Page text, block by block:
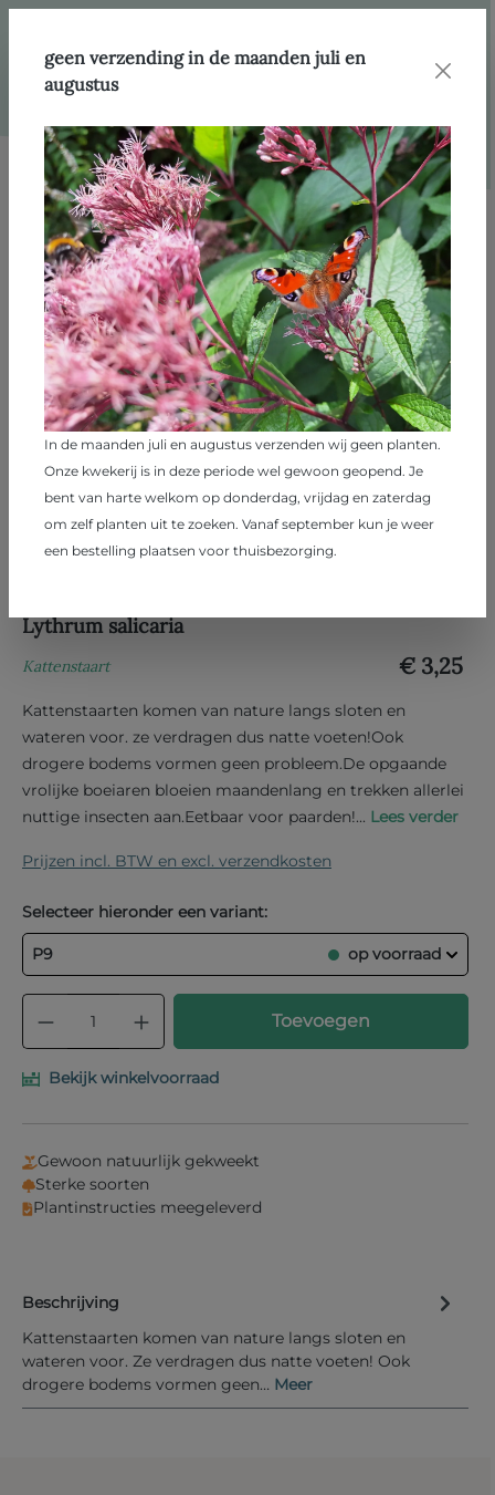
Afbeeldingengalerij overslaan
Lythrum salicaria
Kattenstaart € 3,25
Kattenstaarten komen van nature langs sloten en
wateren voor. ze verdragen dus natte voeten!Ook
drogere bodems vormen geen probleem.De opgaande
vrolijke boeiaren bloeien maandenlang en trekken allerlei
nuttige insecten aan.Eetbaar voor paarden!... Lees verder
Prijzen incl. BTW en excl. verzendkosten
Selecteer hieronder een variant:
P9 op voorraad
Producthoeveelheid: Voer de
Toevoegen
Bekijk winkelvoorraad
Gewoon natuurlijk gekweekt
Sterke soorten
Plantinstructies meegeleverd
Beschrijving
Kattenstaarten komen van nature langs sloten en
wateren voor. Ze verdragen dus natte voeten! Ook
drogere bodems vormen geen… Meer
geen verzending in de maanden juli en
augustus
In de maanden juli en augustus verzenden wij geen planten.
Onze kwekerij is in deze periode wel gewoon geopend. Je
bent van harte welkom op donderdag, vrijdag en zaterdag
om zelf planten uit te zoeken. Vanaf september kun je weer
een bestelling plaatsen voor thuisbezorging.